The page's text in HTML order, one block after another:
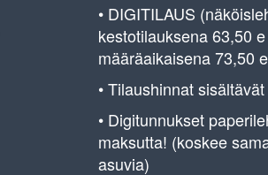
• DIGITILAUS
kestotilauksena 63,50
määräaikaisena 73,50
• Tilaushinnat
• Digitunnukset
maksutta! (koskee
asuvia)